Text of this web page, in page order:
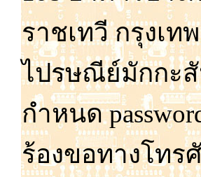
ราชเทวี กรุงเท
ไปรษณีย์มักกะสั
กำหนด
ร้องขอทางโทร